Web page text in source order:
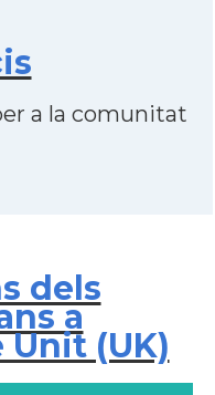
a la comunitat
dels
a
Unit (UK)